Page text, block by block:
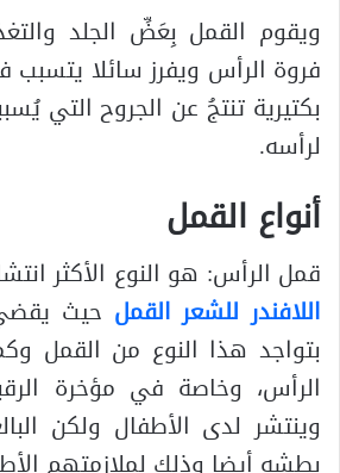
ويقوم القمل بِعَضِّ الجلد
فروة الرأس ويفرز سائلا يتسبب
بكتيرية تنتجُ عن الجروح التي
لرأسه.
أنواع القمل
قمل الرأس: هو النوع الأكثر
اللافندر للشعر القمل حيث
بتواجد هذا النوع من القمل
الرأس، وخاصة في مؤخرة
وينتشر لدى الأطفال ولكن